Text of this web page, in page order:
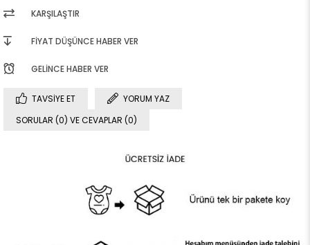
KARŞILAŞTIR
FIYAT DÜŞÜNCE HABER VER
GELINCE HABER VER
TAVSIYE ET
YORUM YAZ
SORULAR (0) VE CEVAPLAR (0)